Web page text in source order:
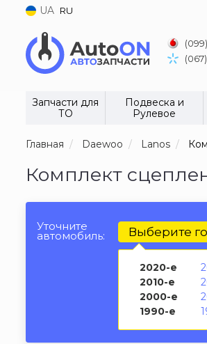
UA RU
(099)
(067)
Запчасти для
ТО
Подвеска и
Рулевое
Главная Daewoo Lanos
Комплект
Уточните
автомобиль: Выберите
2020-е
2010-е
2000-е
1990-е